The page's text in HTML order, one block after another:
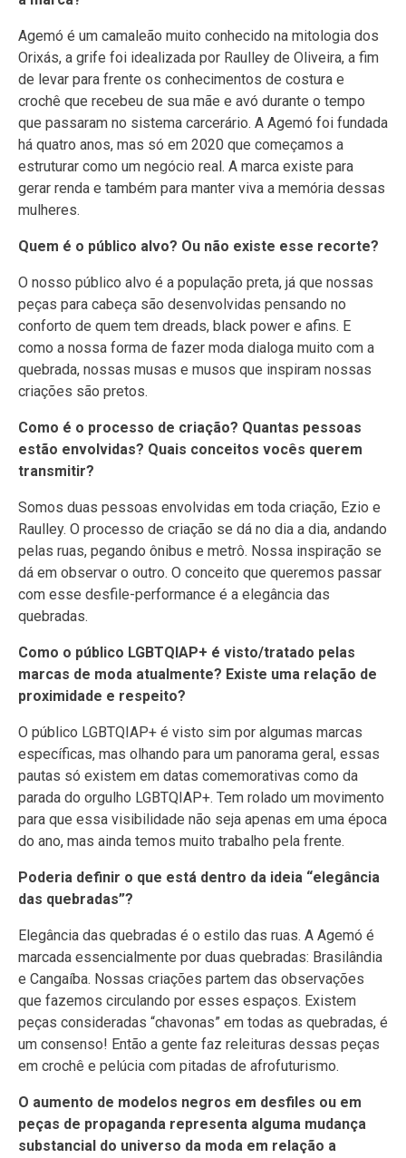
Agemó é um camaleão muito conhecido na mitologia dos
Orixás, a grife foi idealizada por Raulley de Oliveira, a fim
de levar para frente os conhecimentos de costura e
crochê que recebeu de sua mãe e avó durante o tempo
que passaram no sistema carcerário. A Agemó foi fundada
há quatro anos, mas só em 2020 que começamos a
estruturar como um negócio real. A marca existe para
gerar renda e também para manter viva a memória dessas
mulheres.
Quem é o público alvo? Ou não existe esse recorte?
O nosso público alvo é a população preta, já que nossas
peças para cabeça são desenvolvidas pensando no
conforto de quem tem dreads, black power e afins. E
como a nossa forma de fazer moda dialoga muito com a
quebrada, nossas musas e musos que inspiram nossas
criações são pretos.
Como é o processo de criação? Quantas pessoas
estão envolvidas? Quais conceitos vocês querem
transmitir?
Somos duas pessoas envolvidas em toda criação, Ezio e
Raulley. O processo de criação se dá no dia a dia, andando
pelas ruas, pegando ônibus e metrô. Nossa inspiração se
dá em observar o outro. O conceito que queremos passar
com esse desfile-performance é a elegância das
quebradas.
Como o público LGBTQIAP+ é visto/tratado pelas
marcas de moda atualmente? Existe uma relação de
proximidade e respeito?
O público LGBTQIAP+ é visto sim por algumas marcas
específicas, mas olhando para um panorama geral, essas
pautas só existem em datas comemorativas como da
parada do orgulho LGBTQIAP+. Tem rolado um movimento
para que essa visibilidade não seja apenas em uma época
do ano, mas ainda temos muito trabalho pela frente.
Poderia definir o que está dentro da ideia “elegância
das quebradas”?
Elegância das quebradas é o estilo das ruas. A Agemó é
marcada essencialmente por duas quebradas: Brasilândia
e Cangaíba. Nossas criações partem das observações
que fazemos circulando por esses espaços. Existem
peças consideradas “chavonas” em todas as quebradas, é
um consenso! Então a gente faz releituras dessas peças
em crochê e pelúcia com pitadas de afrofuturismo.
O aumento de modelos negros em desfiles ou em
peças de propaganda representa alguma mudança
substancial do universo da moda em relação a